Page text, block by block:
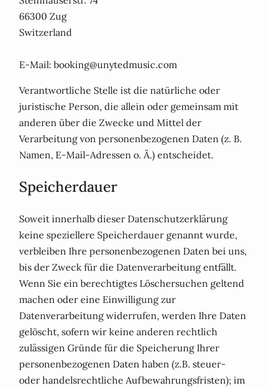
66300 Zug
Switzerland
E-Mail: booking@unytedmusic.com
Verantwortliche Stelle ist die natürliche oder
juristische Person, die allein oder gemeinsam mit
anderen über die Zwecke und Mittel der
Verarbeitung von personenbezogenen Daten (z. B.
Namen, E-Mail-Adressen o. Ä.) entscheidet.
Speicherdauer
Soweit innerhalb dieser Datenschutzerklärung
keine speziellere Speicherdauer genannt wurde,
verbleiben Ihre personenbezogenen Daten bei uns,
bis der Zweck für die Datenverarbeitung entfällt.
Wenn Sie ein berechtigtes Löschersuchen geltend
machen oder eine Einwilligung zur
Datenverarbeitung widerrufen, werden Ihre Daten
gelöscht, sofern wir keine anderen rechtlich
zulässigen Gründe für die Speicherung Ihrer
personenbezogenen Daten haben (z.B. steuer-
oder handelsrechtliche Aufbewahrungsfristen); im